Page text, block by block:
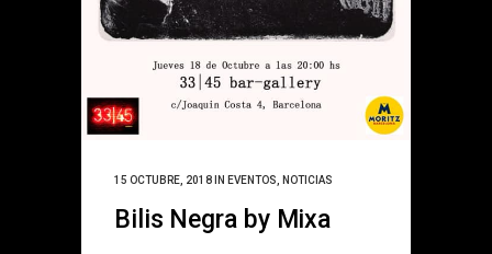
15 OCTUBRE, 2018 IN EVENTOS NOTICIAS
Bilis Negra by Mixa